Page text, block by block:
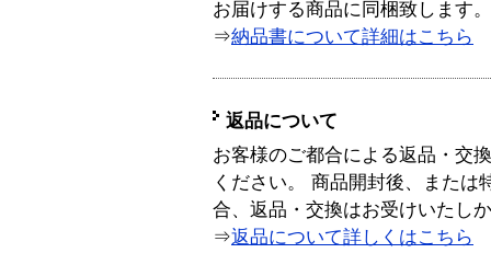
お届けする商品に同梱致します。
⇒納品書について詳細はこちら
返品について
お客様のご都合による返品・交
ください。 商品開封後、または
合、返品・交換はお受けいたし
⇒返品について詳しくはこちら